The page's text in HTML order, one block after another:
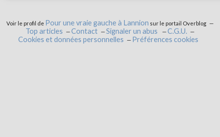
Voir le profil de Pour une vraie gauche à Lannion sur le portail Overblog
Top articles Contact Signaler un abus
C.G.U.
Cookies et données personnelles
Préférences cookies